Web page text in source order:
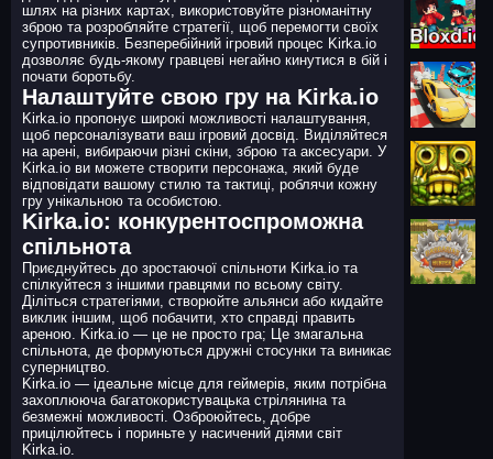
шлях на різних картах, використовуйте різноманітну
зброю та розробляйте стратегії, щоб перемогти своїх
супротивників. Безперебійний ігровий процес Kirka.io
дозволяє будь-якому гравцеві негайно кинутися в бій і
почати боротьбу.
Налаштуйте свою гру на Kirka.io
Kirka.io пропонує широкі можливості налаштування,
щоб персоналізувати ваш ігровий досвід. Виділяйтеся
на арені, вибираючи різні скіни, зброю та аксесуари. У
Kirka.io ви можете створити персонажа, який буде
відповідати вашому стилю та тактиці, роблячи кожну
гру унікальною та особистою.
Kirka.io: конкурентоспроможна
спільнота
Приєднуйтесь до зростаючої спільноти Kirka.io та
спілкуйтеся з іншими гравцями по всьому світу.
Діліться стратегіями, створюйте альянси або кидайте
виклик іншим, щоб побачити, хто справді править
ареною. Kirka.io — це не просто гра; Це змагальна
спільнота, де формуються дружні стосунки та виникає
суперництво.
Kirka.io — ідеальне місце для геймерів, яким потрібна
захоплююча багатокористувацька стрілянина та
безмежні можливості. Озброюйтесь, добре
прицілюйтесь і пориньте у насичений діями світ
Kirka.io.